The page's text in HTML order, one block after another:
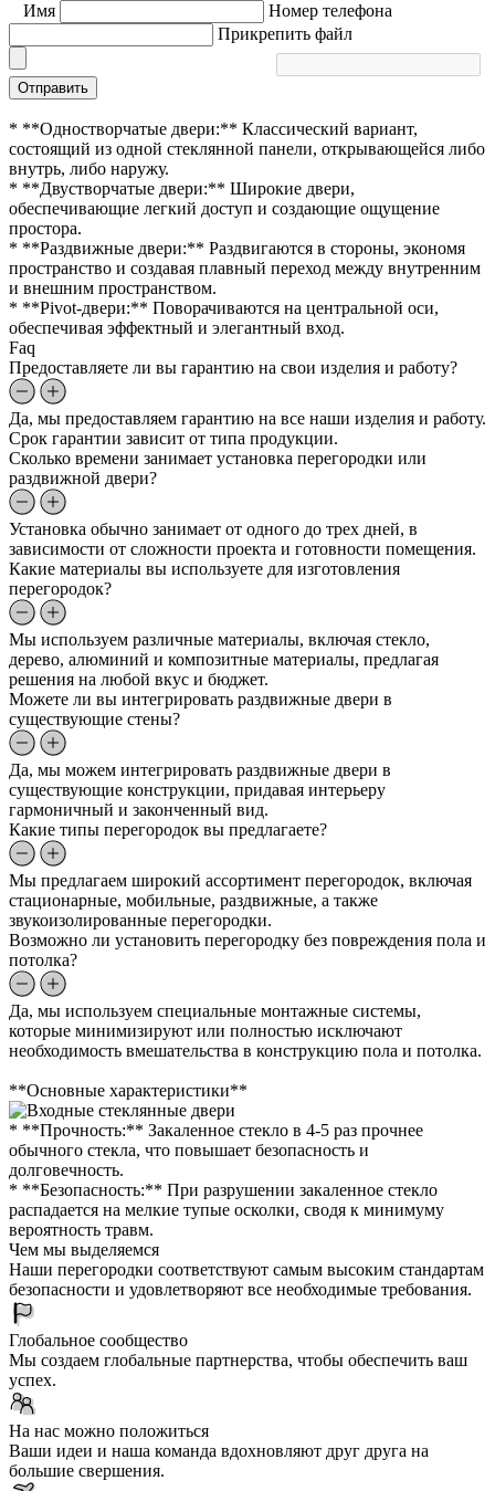
Имя
Номер телефона
Прикрепить файл
Отправить
* **Одностворчатые двери:** Классический вариант,
состоящий из одной стеклянной панели, открывающейся либо
внутрь, либо наружу.
* **Двустворчатые двери:** Широкие двери,
обеспечивающие легкий доступ и создающие ощущение
простора.
* **Раздвижные двери:** Раздвигаются в стороны, экономя
пространство и создавая плавный переход между внутренним
и внешним пространством.
* **Pivot-двери:** Поворачиваются на центральной оси,
обеспечивая эффектный и элегантный вход.
Faq
Предоставляете ли вы гарантию на свои изделия и работу?
Да, мы предоставляем гарантию на все наши изделия и работу.
Срок гарантии зависит от типа продукции.
Сколько времени занимает установка перегородки или
раздвижной двери?
Установка обычно занимает от одного до трех дней, в
зависимости от сложности проекта и готовности помещения.
Какие материалы вы используете для изготовления
перегородок?
Мы используем различные материалы, включая стекло,
дерево, алюминий и композитные материалы, предлагая
решения на любой вкус и бюджет.
Можете ли вы интегрировать раздвижные двери в
существующие стены?
Да, мы можем интегрировать раздвижные двери в
существующие конструкции, придавая интерьеру
гармоничный и законченный вид.
Какие типы перегородок вы предлагаете?
Мы предлагаем широкий ассортимент перегородок, включая
стационарные, мобильные, раздвижные, а также
звукоизолированные перегородки.
Возможно ли установить перегородку без повреждения пола и
потолка?
Да, мы используем специальные монтажные системы,
которые минимизируют или полностью исключают
необходимость вмешательства в конструкцию пола и потолка.
**Основные характеристики**
* **Прочность:** Закаленное стекло в 4-5 раз прочнее
обычного стекла, что повышает безопасность и
долговечность.
* **Безопасность:** При разрушении закаленное стекло
распадается на мелкие тупые осколки, сводя к минимуму
вероятность травм.
Чем мы выделяемся
Наши перегородки соответствуют самым высоким стандартам
безопасности и удовлетворяют все необходимые требования.
Глобальное сообщество
Мы создаем глобальные партнерства, чтобы обеспечить ваш
успех.
На нас можно положиться
Ваши идеи и наша команда вдохновляют друг друга на
большие свершения.